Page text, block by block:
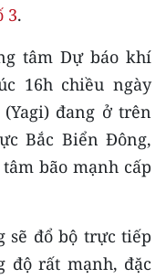
3.
tâm Dự báo khí
16h chiều ngày
đang ở trên
Bắc Biển Đông,
bão mạnh cấp
sẽ đổ bộ trực tiếp
độ rất mạnh, đặc